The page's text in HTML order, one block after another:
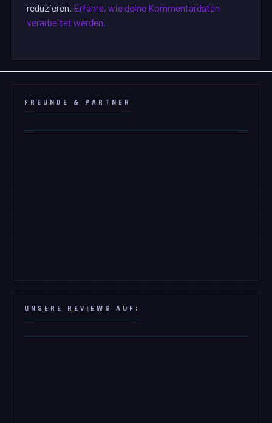
reduzieren. Erfahre, wie deine Kommentardaten
verarbeitet werden.
FREUNDE & PARTNER
UNSERE REVIEWS AUF: